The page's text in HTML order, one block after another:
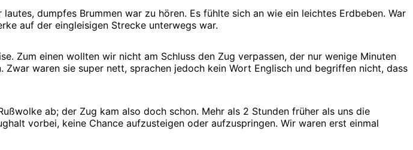
dumpfes Brummen war zu hören. Es fühlte sich an wie ein leichtes Erdbeben. War
auf der eingleisigen Strecke unterwegs war.
Zum einen wollten wir nicht am Schluss den Zug verpassen, der nur wenige Minuten
waren sie super nett, sprachen jedoch kein Wort Englisch und begriffen nicht, dass
ab; der Zug kam also doch schon. Mehr als 2 Stunden früher als uns die
vorbei, keine Chance aufzusteigen oder aufzuspringen. Wir waren erst einmal